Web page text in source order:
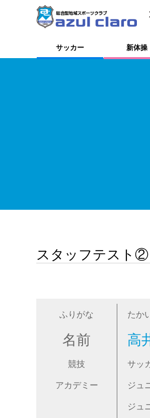
サッカー 新体操
スタッフテスト②
ふりがな たか
名前 高
競技
サッ
アカデミー
ジュ
ジュ